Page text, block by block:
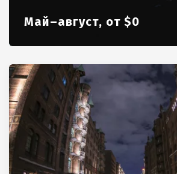
Май–август, от $0